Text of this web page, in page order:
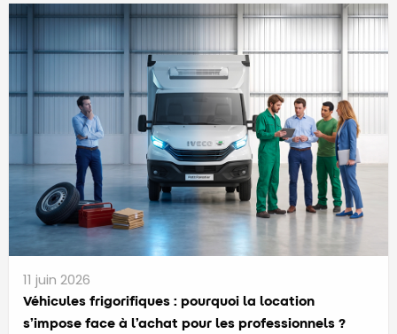
11 juin 2026
​​​​​Véhicules frigorifiques : pourquoi la location
s’impose face à l’achat pour les professionnels ?